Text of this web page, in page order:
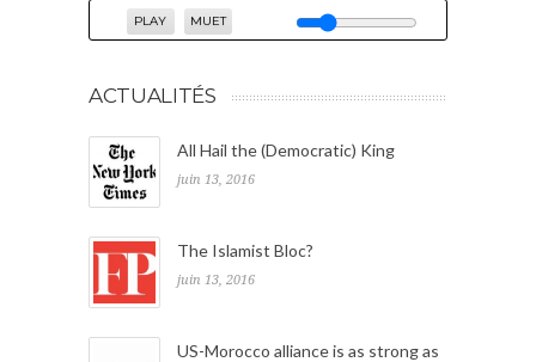
PLAY MUET
ACTUALITÉS
All Hail the (Democratic) King
juin 13, 2016
The Islamist Bloc?
juin 13, 2016
US-Morocco alliance is as strong as